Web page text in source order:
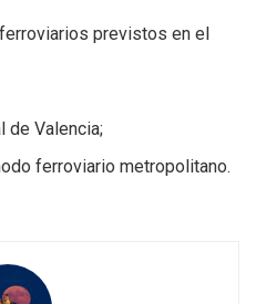
previstos en el
de Valencia;
ferroviario metropolitano.